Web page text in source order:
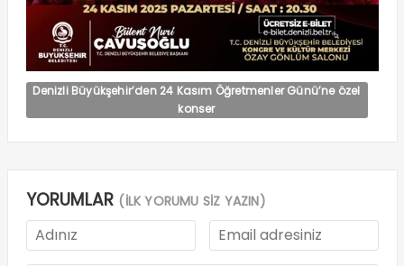
Denizli Büyükşehir’den 24 Kasım Öğretmenler Günü’ne özel
konser
YORUMLAR (İLK YORUMU SİZ YAZIN)